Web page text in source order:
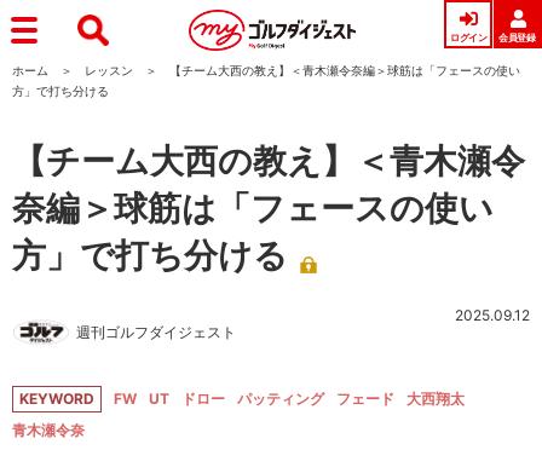
ログイン 会員登録
ホーム レッスン
【チーム大西の教え】＜青木瀬令奈編＞球筋は「フェースの使い
方」で打ち分ける
【チーム大西の教え】＜青木瀬令
奈編＞球筋は「フェースの使い
方」で打ち分ける
週刊ゴルフダイジェスト
2025.09.12
KEYWORD FW UT ドロー パッティング フェード
大西翔太
青木瀬令奈